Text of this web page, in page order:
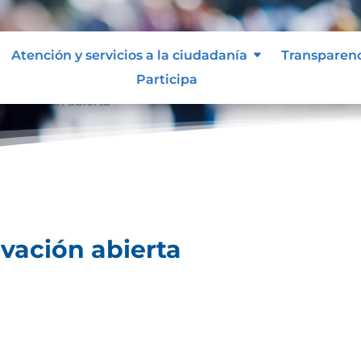
Atención y servicios a la ciudadanía
Participa
abierta
abierta